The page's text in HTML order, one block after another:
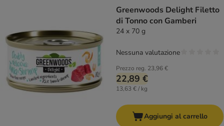
Greenwoods Delight Filetto
di Tonno con Gamberi
24 x 70 g
Prezzo reg. 23,96 €
22,89 €
13,63 € / kg
Nessuna valutazione
Aggiungi al carrello